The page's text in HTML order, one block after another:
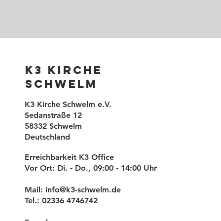
K3 Kirche
Schwelm
K3 Kirche Schwelm e.V.
Sedanstraße 12
58332 Schwelm
Deutschland
Erreichbarkeit K3 Office
Vor Ort: Di. - Do., 09:00 - 14:00 Uhr
Mail: info@k3-schwelm.de
Tel.: 02336 4746742